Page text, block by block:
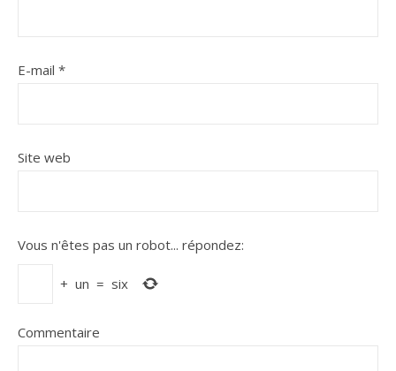
E-mail *
Site web
Vous n'êtes pas un robot... répondez:
+ un = six
Commentaire